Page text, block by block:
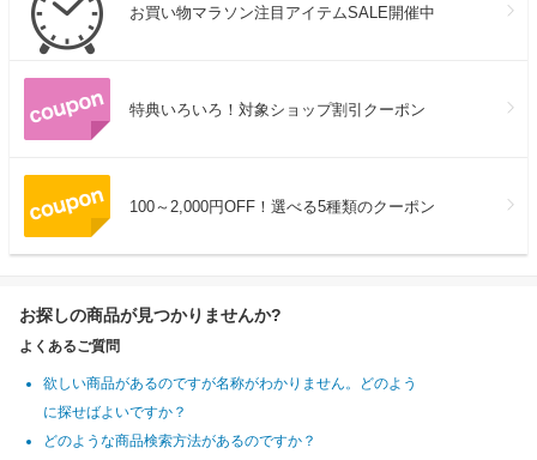
お買い物マラソン注目アイテムSALE開催中
特典いろいろ！対象ショップ割引クーポン
100～2,000円OFF！選べる5種類のクーポン
お探しの商品が見つかりませんか?
よくあるご質問
欲しい商品があるのですが名称がわかりません。どのよう
に探せばよいですか？
どのような商品検索方法があるのですか？